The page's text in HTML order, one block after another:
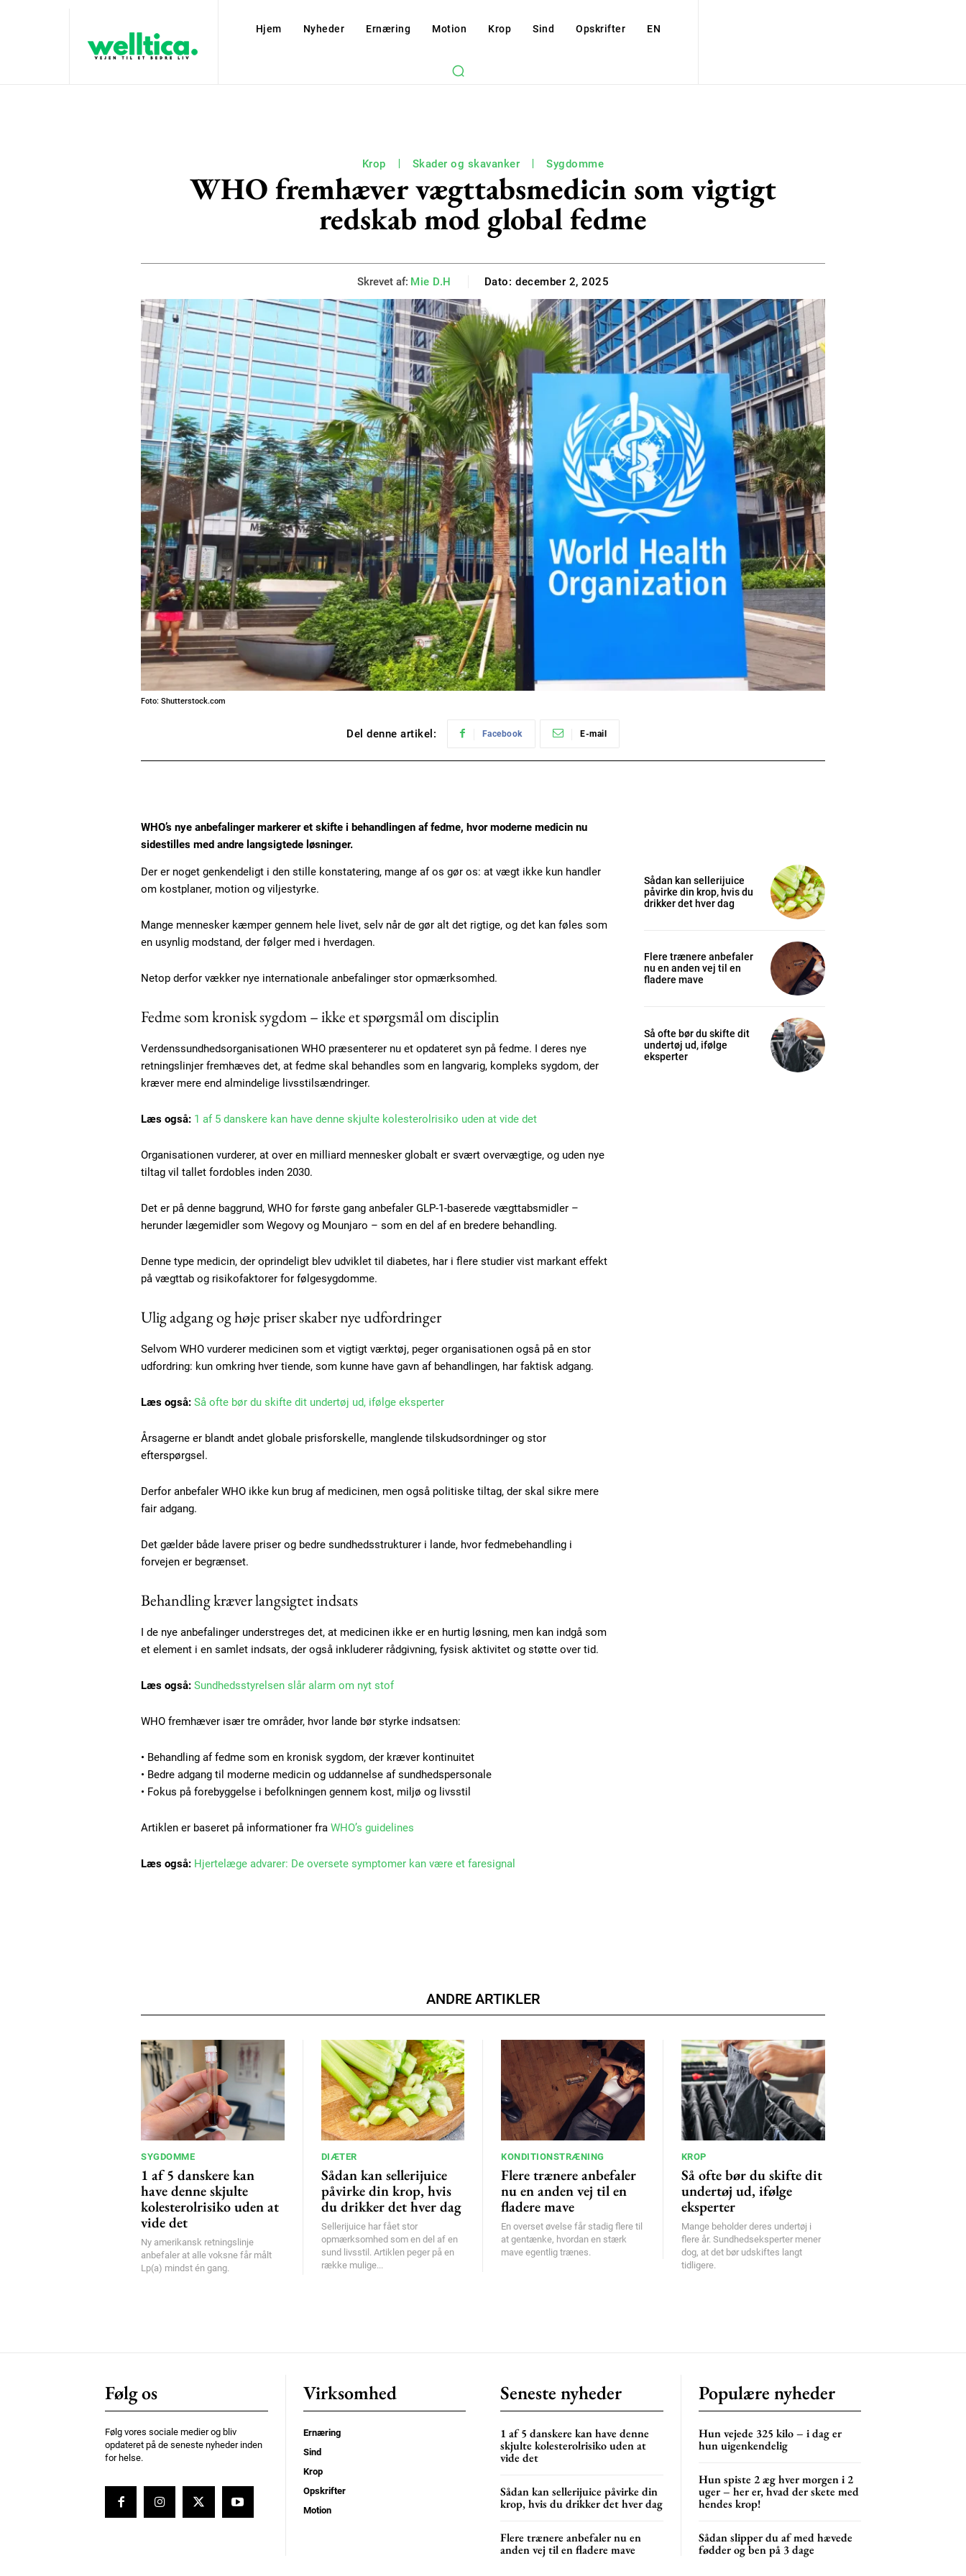
Subscription Plans
Free limited access
Gratis / forever
Etiam est nibh, lobortis sit
Praesent euismod ac
Nullam eu erat condimentum
Donec quis est ac felis
Member full access
Nullam eu erat condimentum
Hjem Nyheder Ernæring Motion Krop Sind Opskrifter EN
Krop Skader og skavanker Sygdomme
WHO fremhæver vægttabsmedicin som vigtigt
redskab mod global fedme
Skrevet af: Mie D.H Dato: december 2, 2025
Foto: Shutterstock.com
Del denne artikel: Facebook E-mail
WHO’s nye anbefalinger markerer et skifte i behandlingen af fedme, hvor moderne medicin nu
sidestilles med andre langsigtede løsninger.
Der er noget genkendeligt i den stille konstatering, mange af os gør os: at vægt ikke kun handler
om kostplaner, motion og viljestyrke.
Mange mennesker kæmper gennem hele livet, selv når de gør alt det rigtige, og det kan føles som
en usynlig modstand, der følger med i hverdagen.
Netop derfor vækker nye internationale anbefalinger stor opmærksomhed.
Fedme som kronisk sygdom – ikke et spørgsmål om disciplin
Verdenssundhedsorganisationen WHO præsenterer nu et opdateret syn på fedme. I deres nye
retningslinjer fremhæves det, at fedme skal behandles som en langvarig, kompleks sygdom, der
kræver mere end almindelige livsstilsændringer.
Læs også: 1 af 5 danskere kan have denne skjulte kolesterolrisiko uden at vide det
Organisationen vurderer, at over en milliard mennesker globalt er svært overvægtige, og uden nye
tiltag vil tallet fordobles inden 2030.
Det er på denne baggrund, WHO for første gang anbefaler GLP-1-baserede vægttabsmidler –
herunder lægemidler som Wegovy og Mounjaro – som en del af en bredere behandling.
Denne type medicin, der oprindeligt blev udviklet til diabetes, har i flere studier vist markant effekt
på vægttab og risikofaktorer for følgesygdomme.
Ulig adgang og høje priser skaber nye udfordringer
Selvom WHO vurderer medicinen som et vigtigt værktøj, peger organisationen også på en stor
udfordring: kun omkring hver tiende, som kunne have gavn af behandlingen, har faktisk adgang.
Læs også: Så ofte bør du skifte dit undertøj ud, ifølge eksperter
Årsagerne er blandt andet globale prisforskelle, manglende tilskudsordninger og stor
efterspørgsel.
Derfor anbefaler WHO ikke kun brug af medicinen, men også politiske tiltag, der skal sikre mere
fair adgang.
Det gælder både lavere priser og bedre sundhedsstrukturer i lande, hvor fedmebehandling i
forvejen er begrænset.
Behandling kræver langsigtet indsats
I de nye anbefalinger understreges det, at medicinen ikke er en hurtig løsning, men kan indgå som
et element i en samlet indsats, der også inkluderer rådgivning, fysisk aktivitet og støtte over tid.
Læs også: Sundhedsstyrelsen slår alarm om nyt stof
WHO fremhæver især tre områder, hvor lande bør styrke indsatsen:
• Behandling af fedme som en kronisk sygdom, der kræver kontinuitet
• Bedre adgang til moderne medicin og uddannelse af sundhedspersonale
• Fokus på forebyggelse i befolkningen gennem kost, miljø og livsstil
Artiklen er baseret på informationer fra WHO’s guidelines
Læs også: Hjertelæge advarer: De oversete symptomer kan være et faresignal
Sådan kan sellerijuice
påvirke din krop, hvis du
drikker det hver dag
Flere trænere anbefaler
nu en anden vej til en
fladere mave
Så ofte bør du skifte dit
undertøj ud, ifølge
eksperter
ANDRE ARTIKLER
SYGDOMME
1 af 5 danskere kan
have denne skjulte
kolesterolrisiko uden at
vide det
Ny amerikansk retningslinje
anbefaler at alle voksne får målt
Lp(a) mindst én gang.
DIÆTER
Sådan kan sellerijuice
påvirke din krop, hvis
du drikker det hver dag
Sellerijuice har fået stor
opmærksomhed som en del af en
sund livsstil. Artiklen peger på en
række mulige...
KONDITIONSTRÆNING
Flere trænere anbefaler
nu en anden vej til en
fladere mave
En overset øvelse får stadig flere til
at gentænke, hvordan en stærk
mave egentlig trænes.
KROP
Så ofte bør du skifte dit
undertøj ud, ifølge
eksperter
Mange beholder deres undertøj i
flere år. Sundhedseksperter mener
dog, at det bør udskiftes langt
tidligere.
Følg os
Følg vores sociale medier og bliv
opdateret på de seneste nyheder inden
for helse.
Virksomhed
Ernæring
Sind
Krop
Opskrifter
Motion
Seneste nyheder
1 af 5 danskere kan have denne
skjulte kolesterolrisiko uden at
vide det
Sådan kan sellerijuice påvirke din
krop, hvis du drikker det hver dag
Flere trænere anbefaler nu en
anden vej til en fladere mave
Populære nyheder
Hun vejede 325 kilo – i dag er
hun uigenkendelig
Hun spiste 2 æg hver morgen i 2
uger – her er, hvad der skete med
hendes krop!
Sådan slipper du af med hævede
fødder og ben på 3 dage